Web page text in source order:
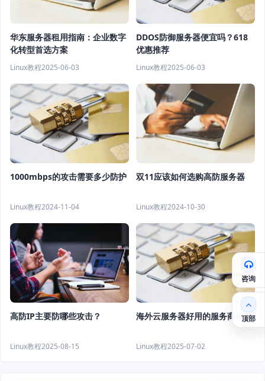
华东服务器租用指南：企业数字
化转型首选方案
Linux教程2025-06-03
DDOS防御服务器便宜吗？618
优惠推荐
Linux教程2025-06-03
1000mbps的攻击需要多少防护
Linux教程2024-11-04
双11应该如何选购高防服务器
Linux教程2024-10-30
高防IP主要防哪些攻击？
Linux教程2025-08-15
海外云服务器好用的服务商推荐
Linux教程2025-07-02
咨询
顶部